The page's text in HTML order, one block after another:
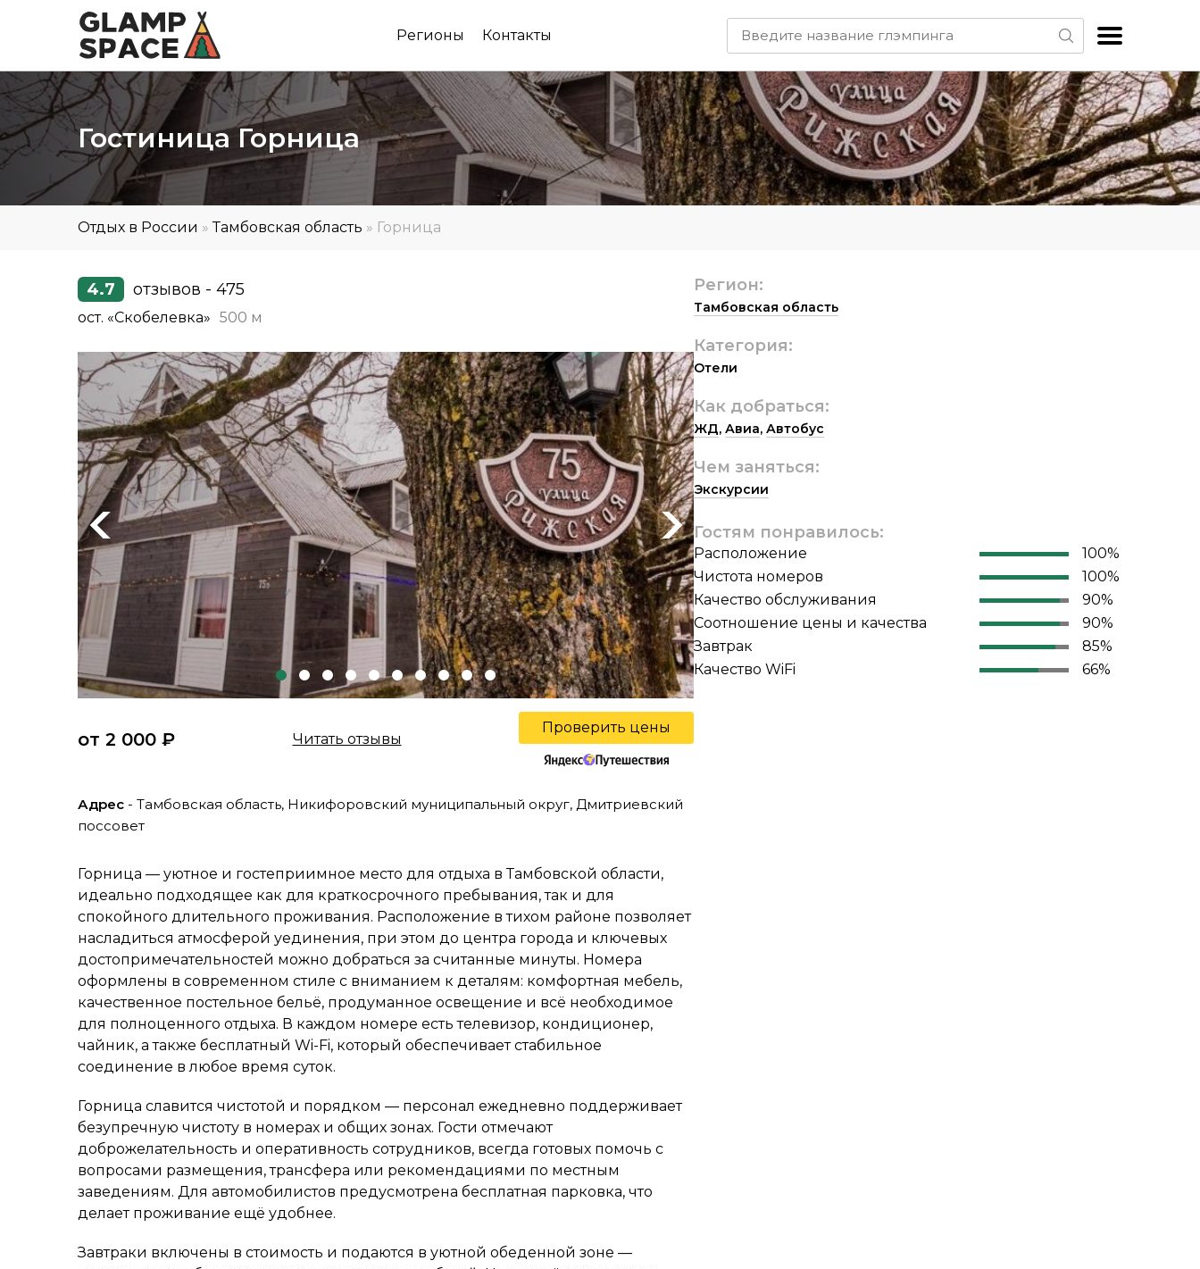
Регионы Контакты
Гостиница Горница
Отдых в России »Тамбовская область » Горница
4.7 отзывов - 475
ост. «Скобелевка» 500 м
Previous Next
от 2 000 ₽ Читать отзывы
Проверить цены
Адрес - Тамбовская область, Никифоровский муниципальный округ, Дмитриевский
поссовет
Горница — уютное и гостеприимное место для отдыха в Тамбовской области,
идеально подходящее как для краткосрочного пребывания, так и для
спокойного длительного проживания. Расположение в тихом районе позволяет
насладиться атмосферой уединения, при этом до центра города и ключевых
достопримечательностей можно добраться за считанные минуты. Номера
оформлены в современном стиле с вниманием к деталям: комфортная мебель,
качественное постельное бельё, продуманное освещение и всё необходимое
для полноценного отдыха. В каждом номере есть телевизор, кондиционер,
чайник, а также бесплатный Wi-Fi, который обеспечивает стабильное
соединение в любое время суток.
Горница славится чистотой и порядком — персонал ежедневно поддерживает
безупречную чистоту в номерах и общих зонах. Гости отмечают
доброжелательность и оперативность сотрудников, всегда готовых помочь с
вопросами размещения, трансфера или рекомендациями по местным
заведениям. Для автомобилистов предусмотрена бесплатная парковка, что
делает проживание ещё удобнее.
Завтраки включены в стоимость и подаются в уютной обеденной зоне —
Регион:
Тамбовская область
Категория:
Отели
Как добраться:
ЖД, Авиа, Автобус
Чем заняться:
Экскурсии
Гостям понравилось:
Расположение
100%
Чистота номеров
100%
Качество обслуживания
90%
Соотношение цены и качества
90%
Завтрак
85%
Качество WiFi
66%